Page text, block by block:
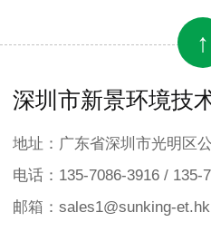
↑
深圳市新景环境技
地址：广东省深圳市光明区
电话：135-7086-3916 / 135-
邮箱：sales1@sunking-et.hk